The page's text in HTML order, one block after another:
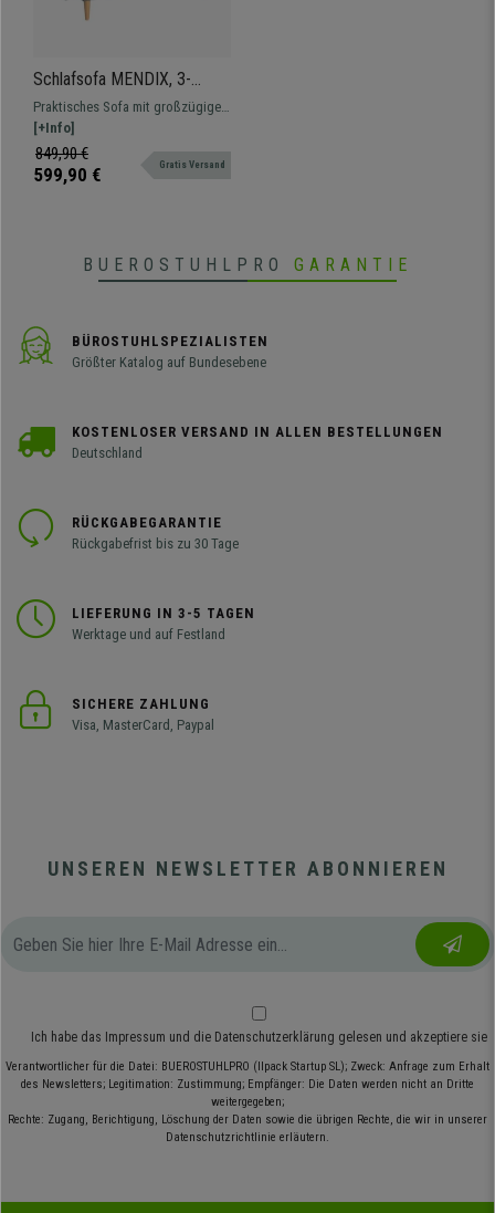
Schlafsofa MENDIX, 3-
Sitzer, bequem gepolstert,
verstellbare Rückenlehne,
Stoffbezug, Farbe Blaugrau
Praktisches Sofa mit großzügiger
Polsterung, das sich leicht in ein
bequemes Bett verwandeln lässt
[+Info]
849,90 €
599,90 € Gratis Versand
BUEROSTUHLPRO GARANTIE
BÜROSTUHLSPEZIALISTEN
Größter Katalog auf Bundesebene
KOSTENLOSER VERSAND IN ALLEN BESTELLUNGEN
Deutschland
RÜCKGABEGARANTIE
Rückgabefrist bis zu 30 Tage
LIEFERUNG IN 3-5 TAGEN
Werktage und auf Festland
SICHERE ZAHLUNG
Visa, MasterCard, Paypal
UNSEREN NEWSLETTER ABONNIEREN
Ich habe das Impressum und die Datenschutzerklärung gelesen und akzeptiere sie
Verantwortlicher für die Datei: BUEROSTUHLPRO (Ilpack Startup SL); Zweck: Anfrage zum Erhalt
des Newsletters; Legitimation: Zustimmung; Empfänger: Die Daten werden nicht an Dritte
weitergegeben;
Rechte: Zugang, Berichtigung, Löschung der Daten sowie die übrigen Rechte, die wir in unserer
Datenschutzrichtlinie erläutern.